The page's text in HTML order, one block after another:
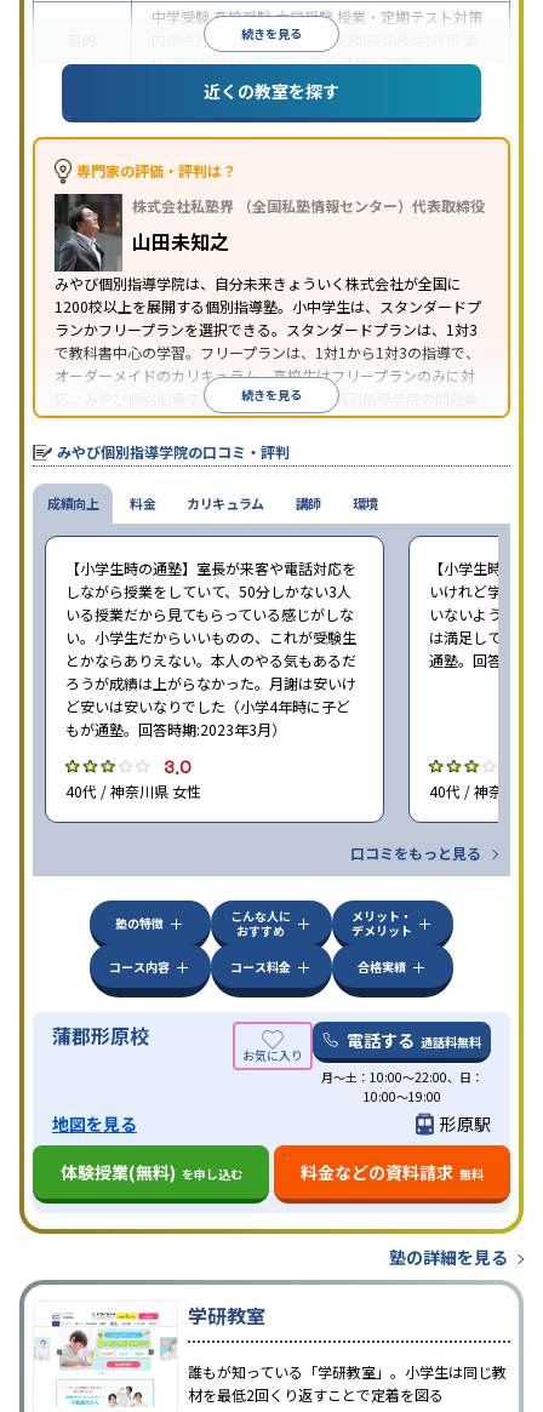
続きを見る
中学受験高校受験大学受験 授業・定期テスト対策
内申点対策
学習習慣の定着 英検(英語検定)対策
検(漢字検定)対策英語・英会話特化対策
1科目から受講可能季節講習のみの受講可
※2023年3月調査。小学校高学年の個別指導塾アンケート調査方法を参
近くの教室を探す
専門家の評価・評判は？
株式会社私塾界 （全国私塾情報センター）代表取締役
山田未知之
みやび個別指導学院は、自分未来きょういく株式会社が全国に
1200校以上を展開する個別指導塾。小中学生は、スタンダードプ
ランかフリープランを選択できる。スタンダードプランは、1対3
で教科書中心の学習。フリープランは、1対1から1対3の指導で、
オーダーメイドのカリキュラム。高校生はフリープランのみに対
応。みやび個別指導学院では、系列のITTO個別指導学院の問題集
の購入や模試を受験できる。
続きを見る
みやび個別指導学院の口コミ・評判
成績向上
【小学生時の通塾】室長が来客や電話対応を
しながら授業をしていて、50分しかない3人
いる授業だから見てもらっている感じがしな
い。小学生だからいいものの、これが受験生
とかならありえない。本人のやる気もあるだ
ろうが成績は上がらなかった。月謝は安いけ
ど安いは安いなりでした（小学4年時に子ど
もが通塾。回答時期:2023年3月）
3.0
40代 / 神奈川県 女性
【小学生時の通
いけれど学校の
いないような部
は満足していま
通塾。回答時期
40代 / 神奈川県
口コミをもっと見る
料金 カリキュラム 講師 環境
塾の特徴
こんな人に
おすすめ
メリット・
デメリット
コース内容
コース料金 合格実績
蒲郡形原校 電話する 通話料無料
月〜土：10:00〜22:00、日：
10:00〜19:00
地図を見る
形原駅
体験授業(無料) を申し込む 料金などの資料請求 無料
塾の詳細を見る
学研教室
誰もが知っている「学研教室」。小学生は同じ教
材を最低2回くり返すことで定着を図る